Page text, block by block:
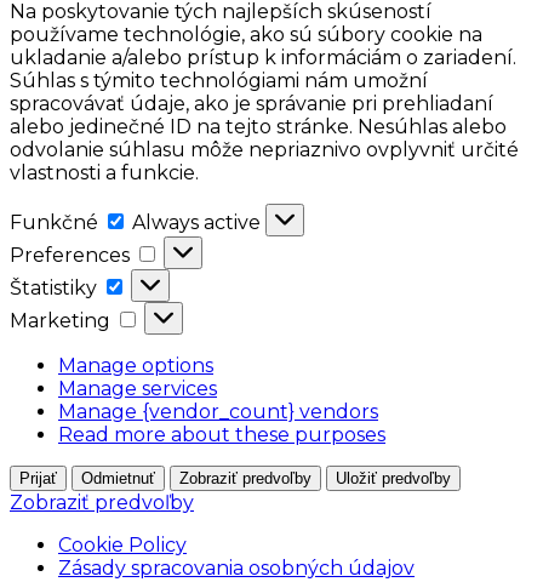
Na poskytovanie tých najlepších skúseností
používame technológie, ako sú súbory cookie na
ukladanie a/alebo prístup k informáciám o zariadení.
Súhlas s týmito technológiami nám umožní
spracovávať údaje, ako je správanie pri prehliadaní
alebo jedinečné ID na tejto stránke. Nesúhlas alebo
odvolanie súhlasu môže nepriaznivo ovplyvniť určité
vlastnosti a funkcie.
Funkčné Funkčné
Always active
Preferences
Preferences
Štatistiky
Štatistiky
Marketing
Marketing
Manage options
Manage services
Manage {vendor_count} vendors
Read more about these purposes
Prijať Odmietnuť Zobraziť predvoľby Uložiť predvoľby
Zobraziť predvoľby
Cookie Policy
Zásady spracovania osobných údajov